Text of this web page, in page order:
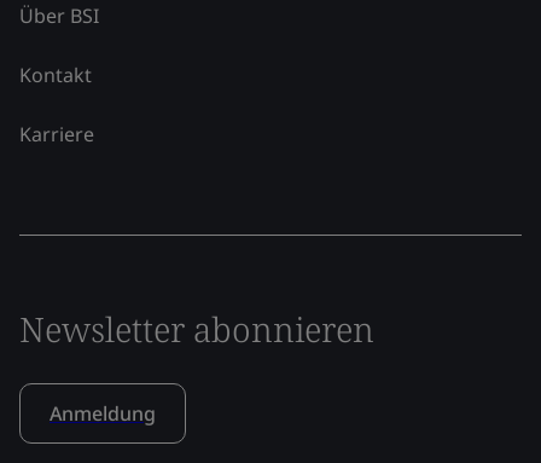
Über BSI
Kontakt
Karriere
Newsletter abonnieren
Anmeldung